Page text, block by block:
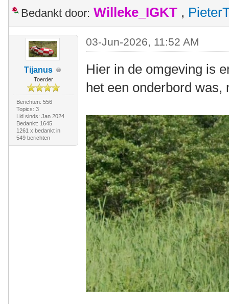
Bedankt door: Willeke_IGKT ,
Tijanus
Toerder
Berichten: 556
Topics: 3
Lid sinds: Jan 2024
Bedankt: 1645
1261 x bedankt in
549 berichten
03-Jun-2026, 11:52 AM
Hier in de omgeving is
het een onderbord